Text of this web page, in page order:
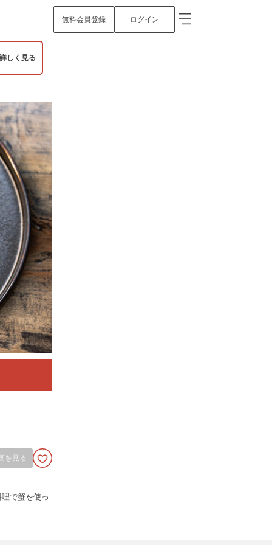
無料会員登録 ログイン
詳しく見る
を見る
で蟹を使っ